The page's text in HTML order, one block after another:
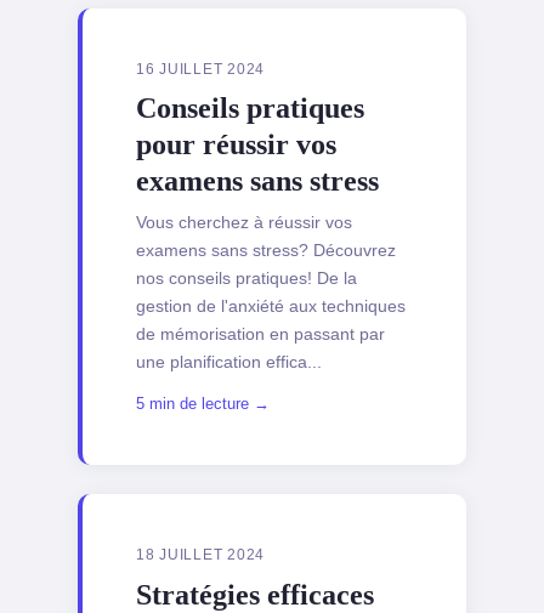
16 JUILLET 2024
Conseils pratiques
pour réussir vos
examens sans stress
Vous cherchez à réussir vos
examens sans stress? Découvrez
nos conseils pratiques! De la
gestion de l'anxiété aux techniques
de mémorisation en passant par
une planification effica...
5 min de lecture →
18 JUILLET 2024
Stratégies efficaces